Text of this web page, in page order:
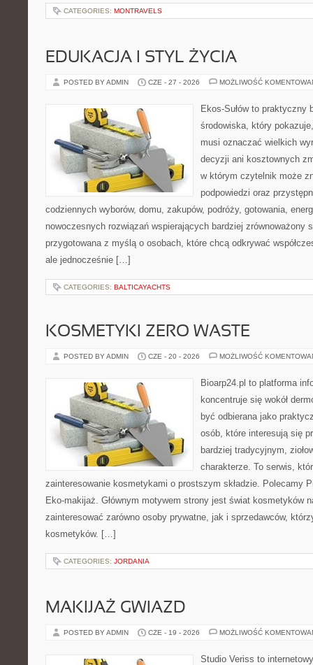
CATEGORIES: MONTRAVELS
EDUKACJA I STYL ŻYCIA
POSTED BY ADMIN CZE - 27 - 2026 MOŻLIWOŚĆ
Ekos-Sułów to praktyczny
środowiska, który
musi oznaczać wielkich
decyzji ani kosztownych
w którym czytelnik może
podpowiedzi oraz
codziennych wyborów, domu, zakupów, podróży, gotowania,
nowoczesnych rozwiązań wspierających bardziej zrównoważony
przygotowana z myślą o osobach, które chcą odkrywać
ale jednocześnie […]
CATEGORIES: BALTICAYACHTS
KOSMETYKI ZERO WASTE
POSTED BY ADMIN CZE - 20 - 2026 MOŻLIWOŚĆ
Bioarp24.pl to platforma
koncentruje się wokół
być odbierana jako
osób, które interesują się
bardziej tradycyjnym,
charakterze. To serwis,
zainteresowanie kosmetykami o prostszym składzie. Polecamy
Eko-makijaż. Głównym motywem strony jest świat kosmetyków
zainteresować zarówno osoby prywatne, jak i sprzedawców,
kosmetyków. […]
CATEGORIES: JORDANIA
MAKIJAŻ GWIAZD
POSTED BY ADMIN CZE - 19 - 2026 MOŻLIWOŚĆ
Studio Veriss to